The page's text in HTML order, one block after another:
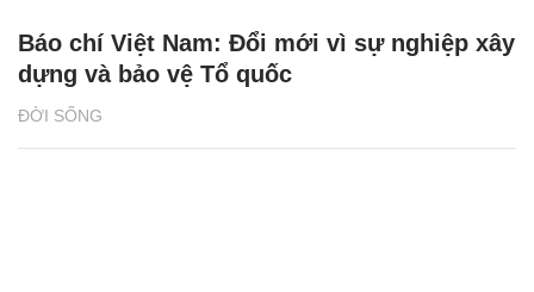
ĐỜI SỐNG
Báo chí Việt Nam: Đổi mới vì sự nghiệp xây
dựng và bảo vệ Tổ quốc